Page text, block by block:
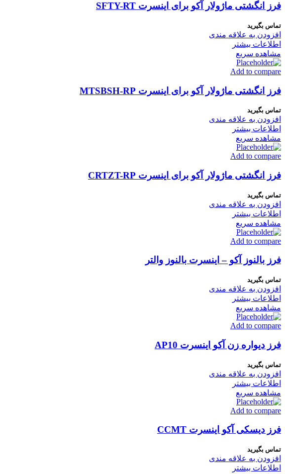
فرز انگشتی ماژولار آکو برای اینسرت SFTY-RT
تماس بگیرید
افزودن به علاقه مندی
اطلاعات بیشتر
مشاهده سریع
Add to compare
فرز انگشتی ماژولار آکو برای اینسرت MTSBSH-RP
تماس بگیرید
افزودن به علاقه مندی
اطلاعات بیشتر
مشاهده سریع
Add to compare
فرز انگشتی ماژولار آکو برای اینسرت CRTZT-RP
تماس بگیرید
افزودن به علاقه مندی
اطلاعات بیشتر
مشاهده سریع
Add to compare
فرز بالنوز آکو – اینسرت بالنوز والتر
تماس بگیرید
افزودن به علاقه مندی
اطلاعات بیشتر
مشاهده سریع
Add to compare
فرز دیواره زن آکو اینسرت AP10
تماس بگیرید
افزودن به علاقه مندی
اطلاعات بیشتر
مشاهده سریع
Add to compare
فرز دیسکی آکو اینسرت CCMT
تماس بگیرید
افزودن به علاقه مندی
اطلاعات بیشتر